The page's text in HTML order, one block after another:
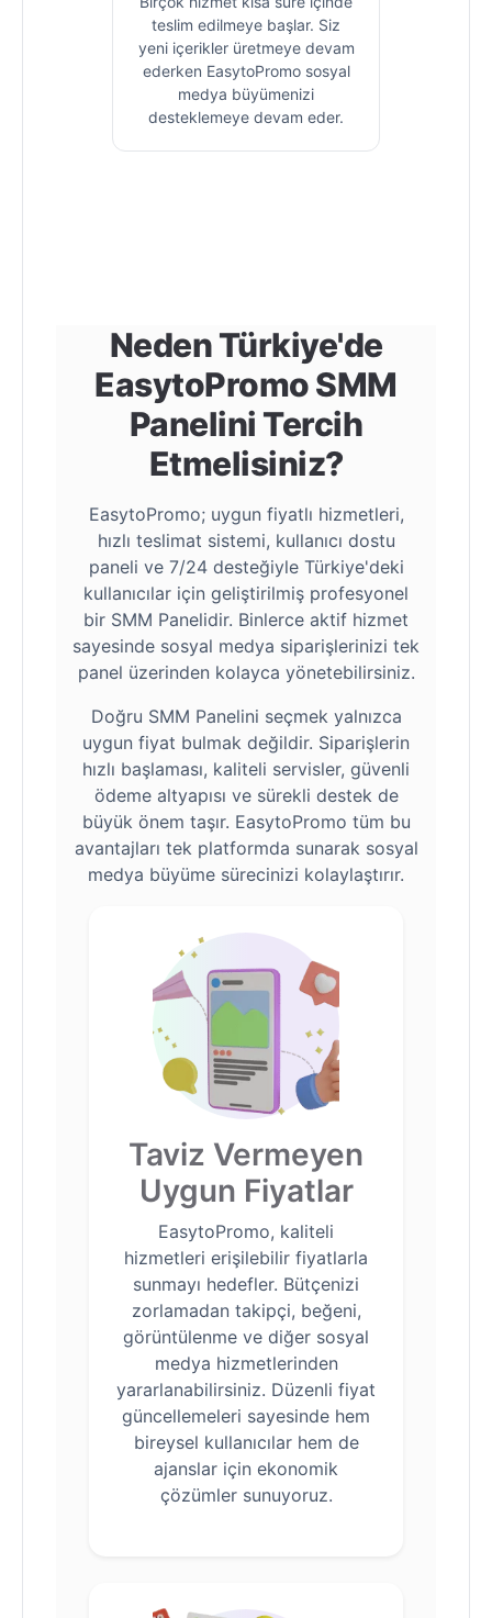
teslim edilmeye başlar. Siz
yeni içerikler üretmeye devam
ederken EasytoPromo sosyal
medya büyümenizi
desteklemeye devam eder.
Neden Türkiye'de
EasytoPromo SMM
Panelini Tercih
Etmelisiniz?
EasytoPromo; uygun fiyatlı hizmetleri,
hızlı teslimat sistemi, kullanıcı dostu
paneli ve 7/24 desteğiyle Türkiye'deki
kullanıcılar için geliştirilmiş profesyonel
bir SMM Panelidir. Binlerce aktif hizmet
sayesinde sosyal medya siparişlerinizi tek
panel üzerinden kolayca yönetebilirsiniz.
Doğru SMM Panelini seçmek yalnızca
uygun fiyat bulmak değildir. Siparişlerin
hızlı başlaması, kaliteli servisler, güvenli
ödeme altyapısı ve sürekli destek de
büyük önem taşır. EasytoPromo tüm bu
avantajları tek platformda sunarak sosyal
medya büyüme sürecinizi kolaylaştırır.
Taviz Vermeyen
Uygun Fiyatlar
EasytoPromo, kaliteli
hizmetleri erişilebilir fiyatlarla
sunmayı hedefler. Bütçenizi
zorlamadan takipçi, beğeni,
görüntülenme ve diğer sosyal
medya hizmetlerinden
yararlanabilirsiniz. Düzenli fiyat
güncellemeleri sayesinde hem
bireysel kullanıcılar hem de
ajanslar için ekonomik
çözümler sunuyoruz.